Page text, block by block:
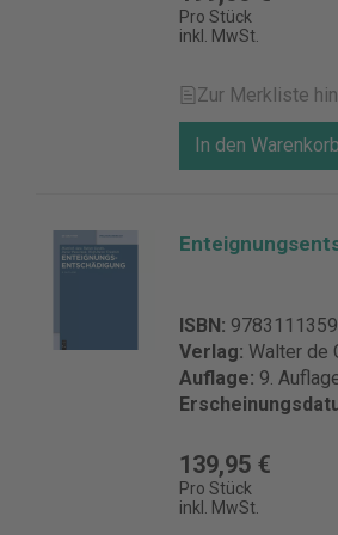
Rechtsprechung Entscheidungen des
Bundesverfassungsgerichts
Newsletter NLMR, Newsletter für Menschenrechte, ab
Verantwortliche Person für die
GmbH Co. & KG Wilhelmstr.
Pro Stück
inkl. MwSt.
Zur Merkliste
In den Warenkorb
ISBN:
Verlag: Walter de
Auflage: 9.
139,95 €
Pro Stück
inkl. MwSt.